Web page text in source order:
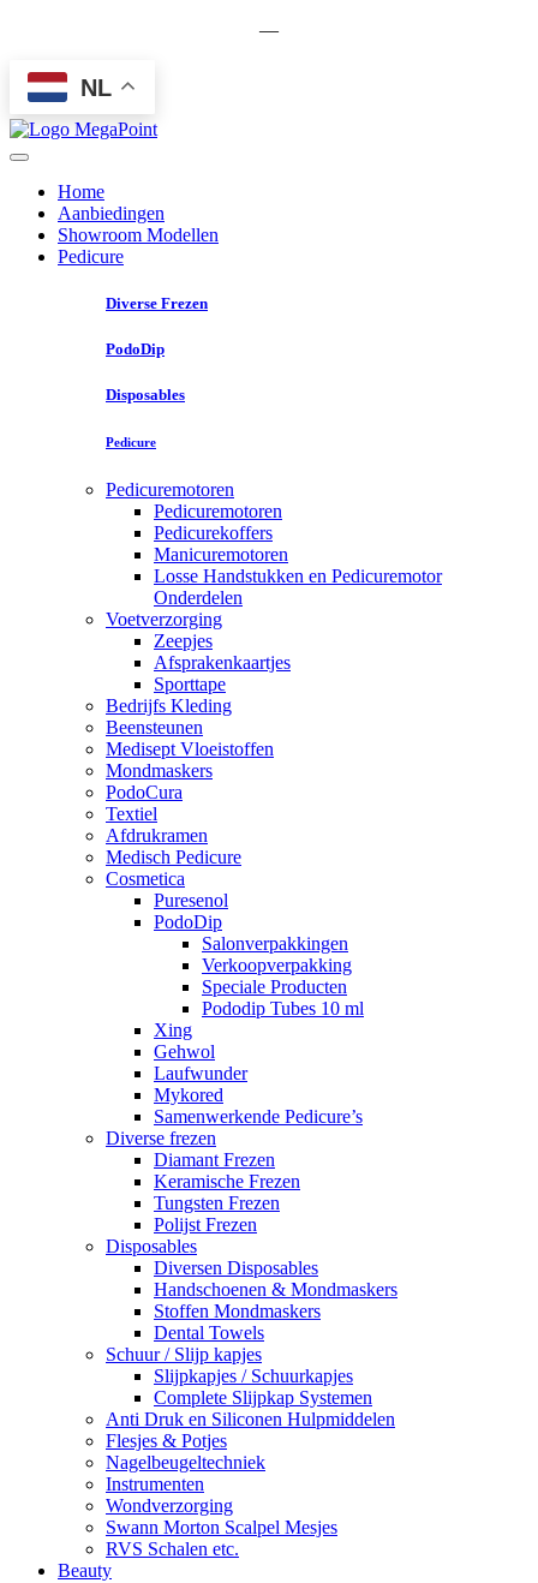
—
NL
Home
Aanbiedingen
Showroom Modellen
Pedicure
Diverse Frezen
PodoDip
Disposables
Pedicure
Pedicuremotoren
Pedicuremotoren
Pedicurekoffers
Manicuremotoren
Losse Handstukken en Pedicuremotor
Onderdelen
Voetverzorging
Zeepjes
Afsprakenkaartjes
Sporttape
Bedrijfs Kleding
Beensteunen
Medisept Vloeistoffen
Mondmaskers
PodoCura
Textiel
Afdrukramen
Medisch Pedicure
Cosmetica
Puresenol
PodoDip
Salonverpakkingen
Verkoopverpakking
Speciale Producten
Pododip Tubes 10 ml
Xing
Gehwol
Laufwunder
Mykored
Samenwerkende Pedicure’s
Diverse frezen
Diamant Frezen
Keramische Frezen
Tungsten Frezen
Polijst Frezen
Disposables
Diversen Disposables
Handschoenen & Mondmaskers
Stoffen Mondmaskers
Dental Towels
Schuur / Slijp kapjes
Slijpkapjes / Schuurkapjes
Complete Slijpkap Systemen
Anti Druk en Siliconen Hulpmiddelen
Flesjes & Potjes
Nagelbeugeltechniek
Instrumenten
Wondverzorging
Swann Morton Scalpel Mesjes
RVS Schalen etc.
Beauty